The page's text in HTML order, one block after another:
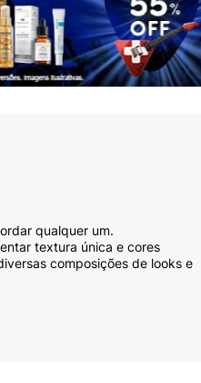
qualquer um.
textura única e cores
composições de looks e
fórmula especial, livre de
para os cuidados diários.
suas unhas de forma única com